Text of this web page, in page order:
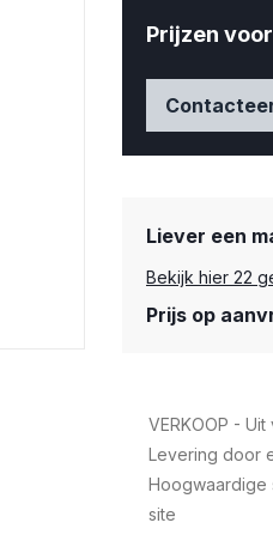
Prijzen
Liever een
Bekijk hier 22
Prijs op
VERKOOP -
Levering door
site